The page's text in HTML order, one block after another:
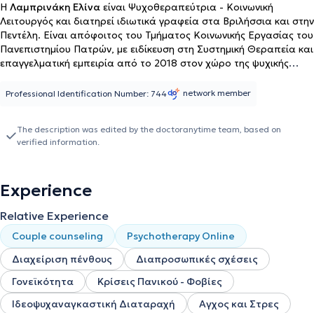
Η Λαμπρινάκη Ελίνα είναι Ψυχοθεραπεύτρια - Κοινωνική
Λειτουργός και διατηρεί ιδιωτικά γραφεία στα Βριλήσσια και στην
Πεντέλη. Είναι απόφοιτος του Τμήματος Κοινωνικής Εργασίας του
Πανεπιστημίου Πατρών, με ειδίκευση στη Συστημική Θεραπεία και
επαγγελματική εμπειρία από το 2018 στον χώρο της ψυχικής
Λειτουργού. Έχει πραγματοποιήσει την πρακτική της άσκηση στο
και ψυχοκοινωνικής ενδυνάμωσης των ασθενών. Οι εμπειρίες
αυτές της προσέφεραν βαθύτερη κατανόηση της ανθρώπινης
προσέγγιση βασίζεται στη Συστημική Οικογενειακή Θεραπεία,
μέσα από την οποία το άτομο κατανοείται ως μέρος ενός
ευρύτερου πλαισίου σχέσεων και αλληλεπιδράσεων. Η ίδια
θεωρεί πως κάθε δυσκολία μπορεί να γίνει κατανοητή και
διαχειρίσιμη όταν φωτιστεί μέσα από τη σύνδεση, την
επικοινωνία και την ενσυναίσθηση. Δημιουργεί έναν ασφαλή,
υποστηρικτικό και γνήσιο θεραπευτικό χώρο, όπου ο άνθρωπος
μπορεί να εκφραστεί ελεύθερα, να κατανοήσει τον εαυτό του και
να αναπτύξει δεξιότητες ψυχικής ανθεκτικότητας και
Professional Identification Number: 744 network member
The description was edited by the doctoranytime team, based on
verified information.
Experience
Relative Experience
Couple counseling
Psychotherapy Online
Διαχείριση πένθους
Διαπροσωπικές σχέσεις
Γονεϊκότητα
Κρίσεις Πανικού - Φοβίες
Ιδεοψυχαναγκαστική Διαταραχή
Αγχος και Στρες